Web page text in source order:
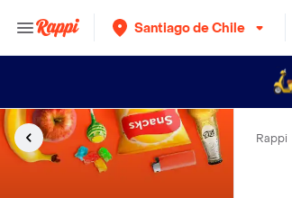
Santiago de Chile
Rappi